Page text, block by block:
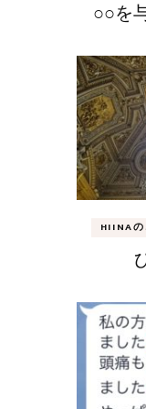
○○を
HIINA